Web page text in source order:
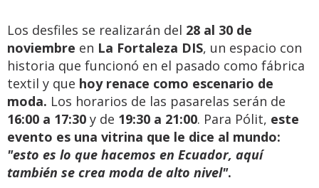
Los desfiles se realizarán del 28 al 30 de
noviembre en La Fortaleza DIS, un espacio con
historia que funcionó en el pasado como fábrica
textil y que hoy renace como escenario de
moda. Los horarios de las pasarelas serán de
16:00 a 17:30 y de 19:30 a 21:00. Para Pólit, este
evento es una vitrina que le dice al mundo:
"esto es lo que hacemos en Ecuador, aquí
también se crea moda de alto nivel".